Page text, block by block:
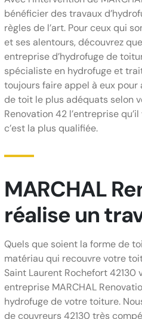
bénéficier des travaux
règles de l’art. Pour ceux qui
et ses alentours, découvrez
entreprise d’hydrofuge de
spécialiste en hydrofuge et
toujours faire appel à eux
de toit le plus adéquats selon
Renovation 42 l’entreprise
c’est la plus qualifiée.
MARCHAL
réalise un
Quels que soient la forme de
matériau qui recouvre votre
Saint Laurent Rochefort
entreprise MARCHAL
hydrofuge de votre toiture.
de couvreurs 42130 très